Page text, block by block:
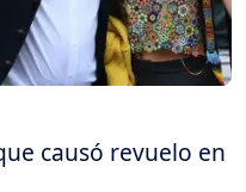
causó revuelo en